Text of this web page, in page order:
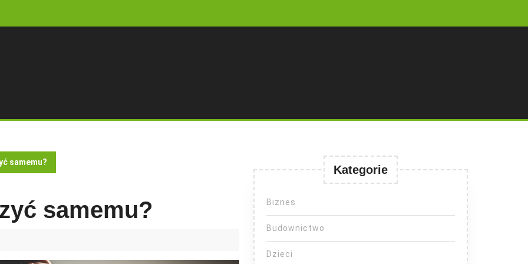
samemu?
samemu?
Kategorie
Biznes
Budownictwo
Dzieci